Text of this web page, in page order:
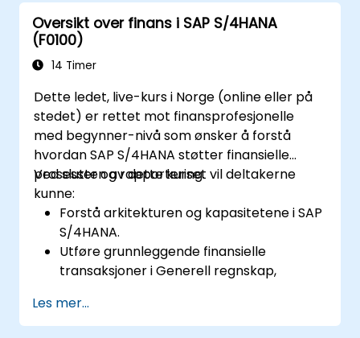
Oversikt over finans i SAP S/4HANA
(F0100)
14 Timer
Dette ledet, live-kurs i Norge (online eller på
stedet) er rettet mot finansprofesjonelle
med begynner-nivå som ønsker å forstå
hvordan SAP S/4HANA støtter finansielle
prosesser og rapportering.
Ved slutten av dette kurset vil deltakerne
kunne:
Forstå arkitekturen og kapasitetene i SAP
S/4HANA.
Utføre grunnleggende finansielle
transaksjoner i Generell regnskap,
Arbeide med kostsentre, inntektscenter
og interne ordrer.
Les mer...